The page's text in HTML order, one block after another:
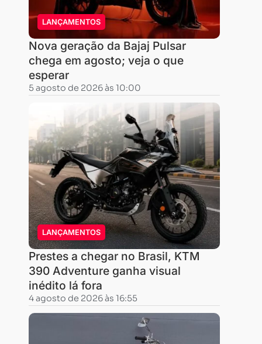
Pró
Esporte
Brasil
abrir
a
temporada
duas
modalidades
importantes
do
off-
road
nacional:
Rally
Baja
(motos
e
quadriciclos)
LANÇAMENTOS
Nova geração da Bajaj Pulsar
chega em agosto; veja o que
esperar
5 agosto de 2026 às 10:00
LANÇAMENTOS
Prestes a chegar no Brasil, KTM
390 Adventure ganha visual
inédito lá fora
4 agosto de 2026 às 16:55